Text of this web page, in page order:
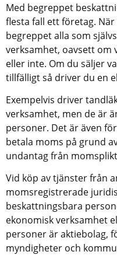
Med begreppet
flesta fall ett företag.
begreppet alla som
verksamhet, oavsett om
eller inte. Om du säljer
tillfälligt så driver du en
Exempelvis driver
verksamhet, men de är
personer. Det är även
betala moms på grund
undantag från
Vid köp av tjänster från
momsregistrerade
beskattningsbara
ekonomisk verksamhet
personer är aktiebolag,
myndigheter och